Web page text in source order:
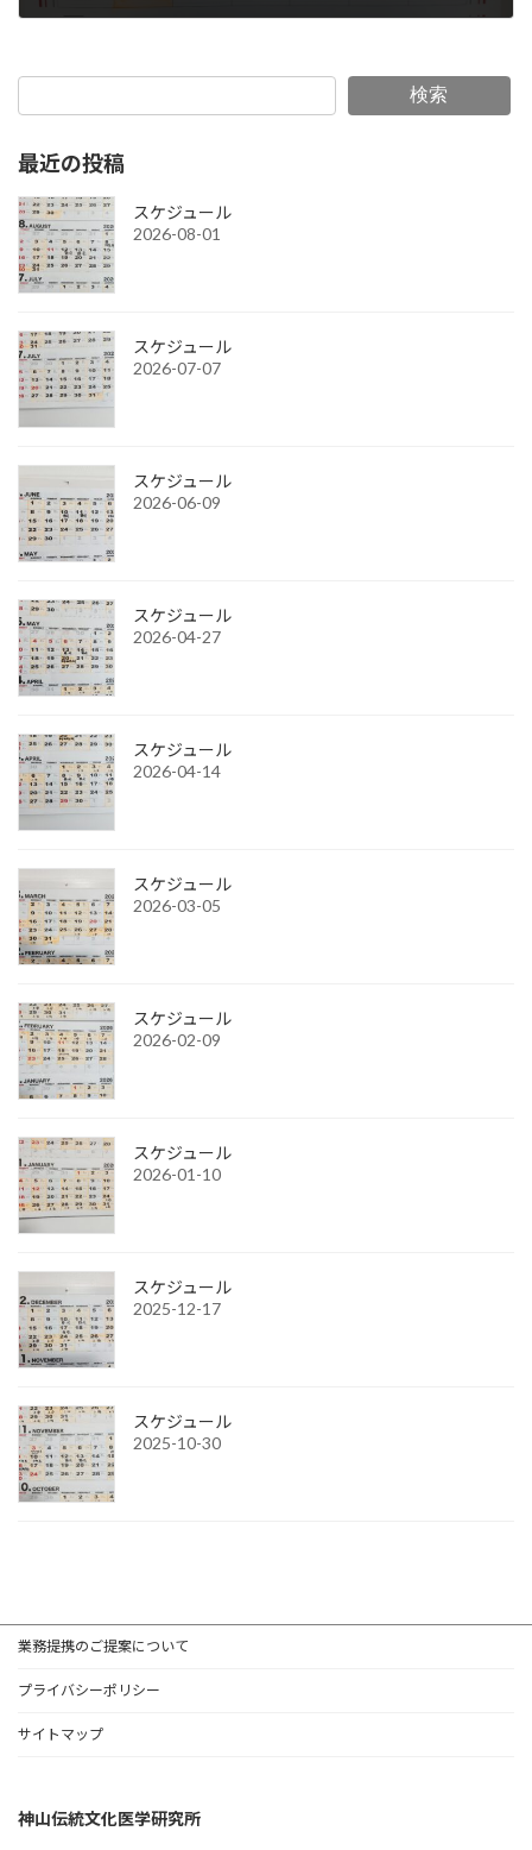
検索
最近の投稿
スケジュール
2026-08-01
スケジュール
2026-07-07
スケジュール
2026-06-09
スケジュール
2026-04-27
スケジュール
2026-04-14
スケジュール
2026-03-05
スケジュール
2026-02-09
スケジュール
2026-01-10
スケジュール
2025-12-17
スケジュール
2025-10-30
業務提携のご提案について
プライバシーポリシー
サイトマップ
神山伝統文化医学研究所